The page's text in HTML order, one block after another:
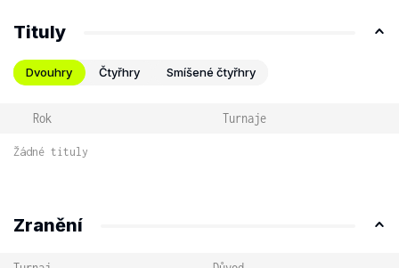
Tituly
Dvouhry Čtyřhry Smíšené čtyřhry
Rok Turnaje
Žádné tituly
Zranění